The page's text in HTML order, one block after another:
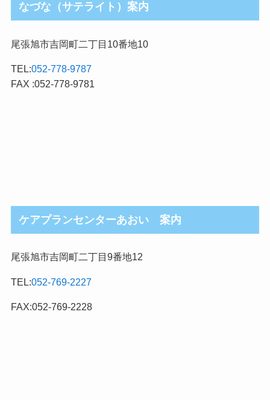
なづな（サテライト）案内
尾張旭市吉岡町二丁目10番地10
TEL:052-778-9787
FAX :052-778-9781
ケアプランセンターあおい 案内
尾張旭市吉岡町二丁目9番地12
TEL:052-769-2227
FAX:052-769-2228